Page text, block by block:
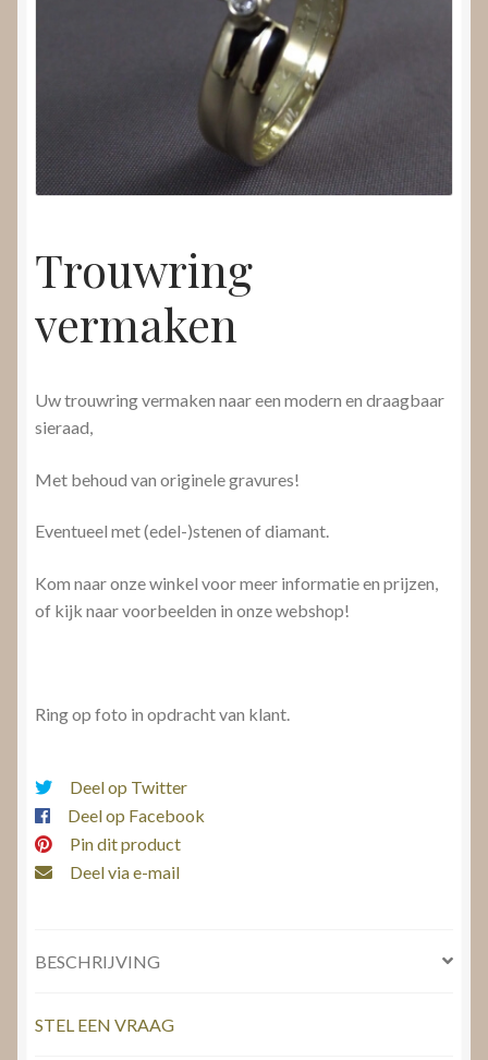
Trouwring
vermaken
Uw trouwring vermaken naar een modern en draagbaar
sieraad,
Met behoud van originele gravures!
Eventueel met (edel-)stenen of diamant.
Kom naar onze winkel voor meer informatie en prijzen,
of kijk naar voorbeelden in onze webshop!
Ring op foto in opdracht van klant.
Deel op Twitter
Deel op Facebook
Pin dit product
Deel via e-mail
BESCHRIJVING
STEL EEN VRAAG